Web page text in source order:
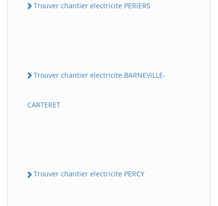
Trouver chantier electricite PERiERS
Trouver chantier electricite BARNEViLLE-
CARTERET
Trouver chantier electricite PERCY